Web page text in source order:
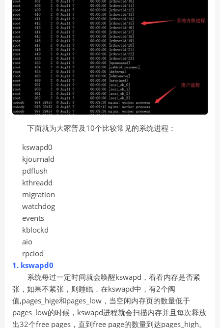
下面就为大家普及10个比较常见的系统进程：
kswapd0
kjournald
pdflush
kthreadd
migration
watchdog
events
kblockd
aio
rpciod
1. kswapd0
系统每过一定时间就会唤醒kswapd，看看内存是否紧
张，如果不紧张，则睡眠，在kswapd中，有2个阀
值,pages_hige和pages_low，当空闲内存页的数量低于
pages_low的时候，kswapd进程就会扫描内存并且每次释放
出32个free pages，直到free page的数量到达pages_high。